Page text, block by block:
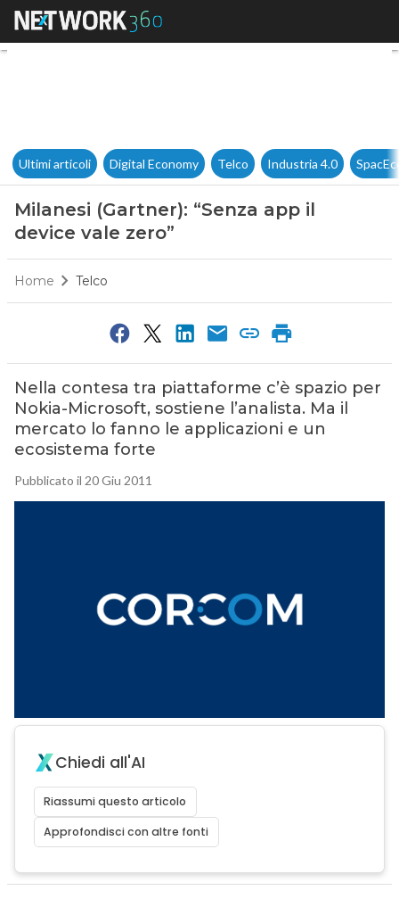
Milanesi (Gartner): “Senza
Ultimi articoli Digital Economy Telco Industria 4.0
Milanesi (Gartner): “Senza app il
device vale zero”
Home Telco
Nella contesa tra piattaforme c’è spazio per
Nokia-Microsoft, sostiene l’analista. Ma il
mercato lo fanno le applicazioni e un
ecosistema forte
Pubblicato il 20 Giu 2011
Chiedi all'AI
Riassumi questo articolo
Approfondisci con altre fonti